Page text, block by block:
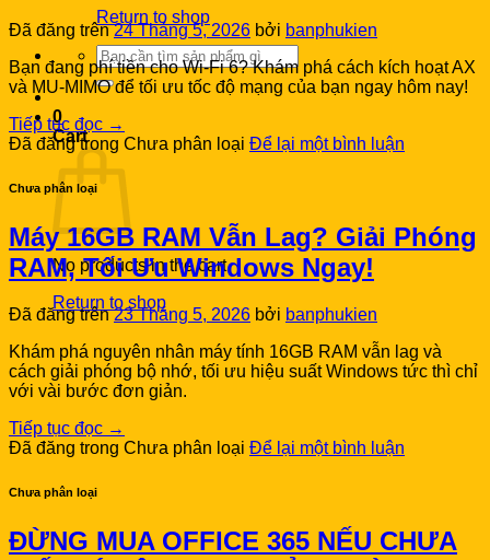
Return to shop
Search
for:
0
Cart
No products in the cart.
Return to shop
Đã đăng trên24 Tháng 5, 2026 bởi banphukien
Bạn đang phí tiền cho Wi-Fi 6? Khám phá cách kích hoạt AX
và MU-MIMO để tối ưu tốc độ mạng của bạn ngay hôm nay!
Tiếp tục đọc →
Đã đăng trong Chưa phân loại Để lại một bình luận
Chưa phân loại
Máy 16GB RAM Vẫn Lag? Giải Phóng
RAM, Tối Ưu Windows Ngay!
Đã đăng trên23 Tháng 5, 2026 bởi banphukien
Khám phá nguyên nhân máy tính 16GB RAM vẫn lag và
cách giải phóng bộ nhớ, tối ưu hiệu suất Windows tức thì chỉ
với vài bước đơn giản.
Tiếp tục đọc →
Đã đăng trong Chưa phân loại Để lại một bình luận
Chưa phân loại
ĐỪNG MUA OFFICE 365 NẾU CHƯA